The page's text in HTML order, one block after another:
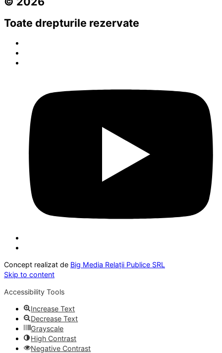
Toate drepturile rezervate
Concept realizat de Big Media Relații Publice SRL
Skip to content
Accessibility Tools
Increase Text
Decrease Text
Grayscale
High Contrast
Negative Contrast